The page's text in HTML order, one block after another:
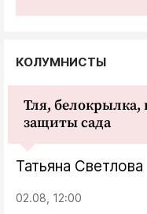
КОЛУМНИСТЫ
Тля,
защиты сада
Татьяна Светлова
02.08, 12:00